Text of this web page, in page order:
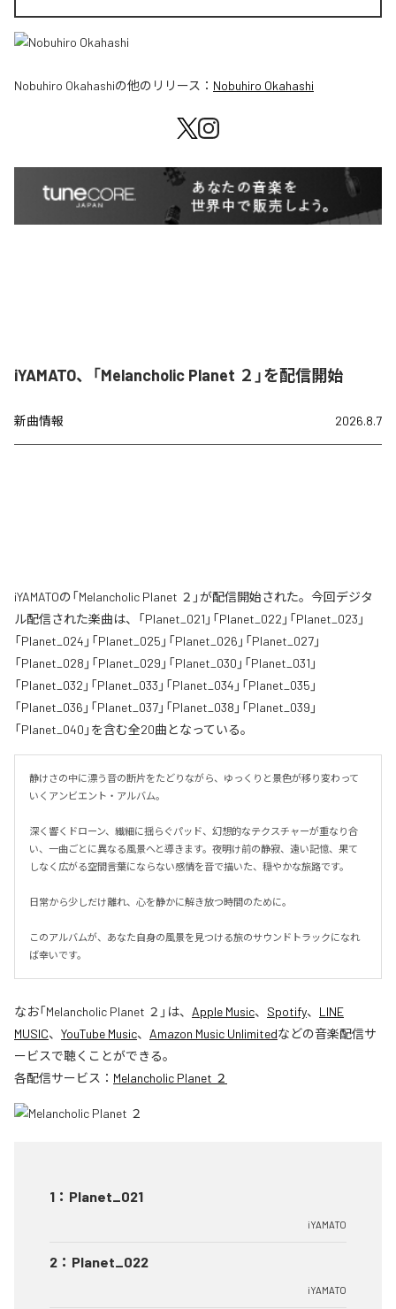
Nobuhiro Okahashiの他のリリース： Nobuhiro Okahashi
iYAMATO、「Melancholic Planet ２」を配信開始
新曲情報 2026.8.7
iYAMATOの「Melancholic Planet ２」が配信開始された。今回デジタ
ル配信された楽曲は、「Planet_021」「Planet_022」「Planet_023」
「Planet_024」「Planet_025」「Planet_026」「Planet_027」
「Planet_028」「Planet_029」「Planet_030」「Planet_031」
「Planet_032」「Planet_033」「Planet_034」「Planet_035」
「Planet_036」「Planet_037」「Planet_038」「Planet_039」
「Planet_040」を含む全20曲となっている。
静けさの中に漂う音の断片をたどりながら、ゆっくりと景色が移り変わって
いくアンビエント・アルバム。
深く響くドローン、繊細に揺らぐパッド、幻想的なテクスチャーが重なり合
い、一曲ごとに異なる風景へと導きます。夜明け前の静寂、遠い記憶、果て
しなく広がる空間――言葉にならない感情を音で描いた、穏やかな旅路です。
日常から少しだけ離れ、心を静かに解き放つ時間のために。
このアルバムが、あなた自身の風景を見つける旅のサウンドトラックになれ
ば幸いです。
なお「Melancholic Planet ２ 」は、 Apple Music、 Spotify、 LINE
MUSIC、 YouTube Music、 Amazon Music Unlimitedなどの音楽配信サ
ービスで聴くことができる。
各配信サービス： Melancholic Planet ２
1 ： Planet_021
iYAMATO
2 ： Planet_022
iYAMATO